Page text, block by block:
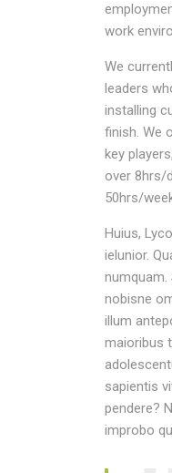
work
We
leaders
installing
finish. We
key
over 8hrs/
50hrs/
Huius,
ielunior.
nobisne
illum
maioribus
sapientis
pendere?
improbo